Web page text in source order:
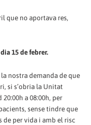
que no aportava res,
15 de febrer.
la nostra demanda de que
si s’obria la Unitat
a 08:00h, per
sense tindre que
per vida i amb el risc